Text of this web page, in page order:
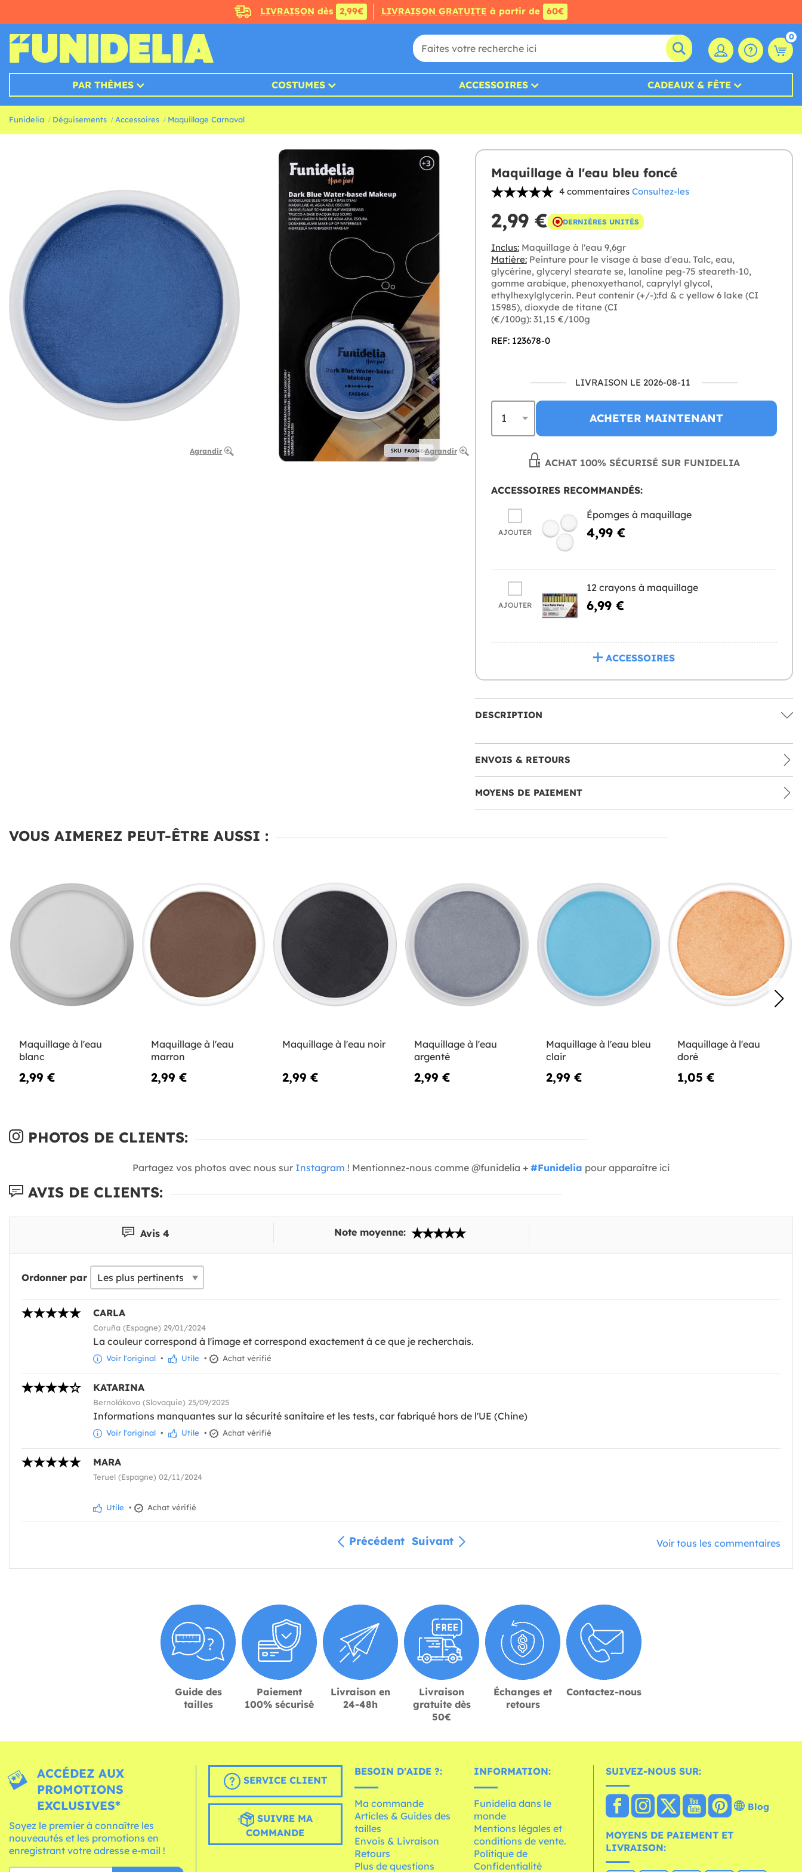
LIVRAISON dès 2,99€ LIVRAISON GRATUITE à partir de 60€
0
PAR THÈMES COSTUMES ACCESSOIRES CADEAUX & FÊTE
Funidelia Déguisements Accessoires Maquillage Carnaval
Agrandir Agrandir
Maquillage à l'eau bleu foncé
4 commentaires Consultez-les
2,99 € DERNIÈRES UNITÉS
Inclus:Maquillage à l'eau 9,6gr
Matière:Peinture pour le visage à base d'eau. Talc, eau,
glycérine, glyceryl stearate se, lanoline peg-75 steareth-10,
gomme arabique, phenoxyethanol, caprylyl glycol,
ethylhexylglycerin. Peut contenir (+/-):fd & c yellow 6 lake (CI
15985), dioxyde de titane (CI
(€/100g): 31,15 €/100g
REF: 123678-0
LIVRAISON LE 2026-08-11
ACHETER MAINTENANT
ACHAT 100% SÉCURISÉ SUR FUNIDELIA
ACCESSOIRES RECOMMANDÉS:
AJOUTER
Épomges à maquillage
4,99 €
AJOUTER
12 crayons à maquillage
6,99 €
ACCESSOIRES
DESCRIPTION
ENVOIS & RETOURS
MOYENS DE PAIEMENT
VOUS AIMEREZ PEUT-ÊTRE AUSSI :
Maquillage à l'eau
blanc
2,99 €
Maquillage à l'eau
marron
2,99 €
Maquillage à l'eau noir
2,99 €
Maquillage à l'eau
argenté
2,99 €
Maquillage à l'eau bleu
clair
2,99 €
Maquillage à l'eau
doré
1,05 €
PHOTOS DE CLIENTS:
Partagez vos photos avec nous sur Instagram ! Mentionnez-nous comme @funidelia + #Funidelia pour apparaître ici
AVIS DE CLIENTS:
Avis 4 Note moyenne:
Ordonner par
CARLA
Coruña (Espagne) 29/01/2024
La couleur correspond à l'image et correspond exactement à ce que je recherchais.
Voir l'original • Utile • Achat vérifié
KATARINA
Bernolákovo (Slovaquie) 25/09/2025
Informations manquantes sur la sécurité sanitaire et les tests, car fabriqué hors de l'UE (Chine)
Voir l'original • Utile • Achat vérifié
MARA
Teruel (Espagne) 02/11/2024
Utile • Achat vérifié
Précédent Suivant Voir tous les commentaires
Guide des
tailles
Paiement
100% sécurisé
Livraison en
24-48h
Livraison
gratuite dès
50€
Échanges et
retours
Contactez-nous
ACCÉDEZ AUX
PROMOTIONS
EXCLUSIVES*
Soyez le premier à connaître les
nouveautés et les promotions en
enregistrant votre adresse e-mail !
SERVICE CLIENT
SUIVRE MA
COMMANDE
BESOIN D'AIDE ?:
Ma commande
Articles & Guides des
tailles
Envois & Livraison
Retours
Plus de questions
INFORMATION:
Funidelia dans le
monde
Mentions légales et
conditions de vente.
Politique de
Confidentialité
SUIVEZ-NOUS SUR:
Blog
MOYENS DE PAIEMENT ET
LIVRAISON: